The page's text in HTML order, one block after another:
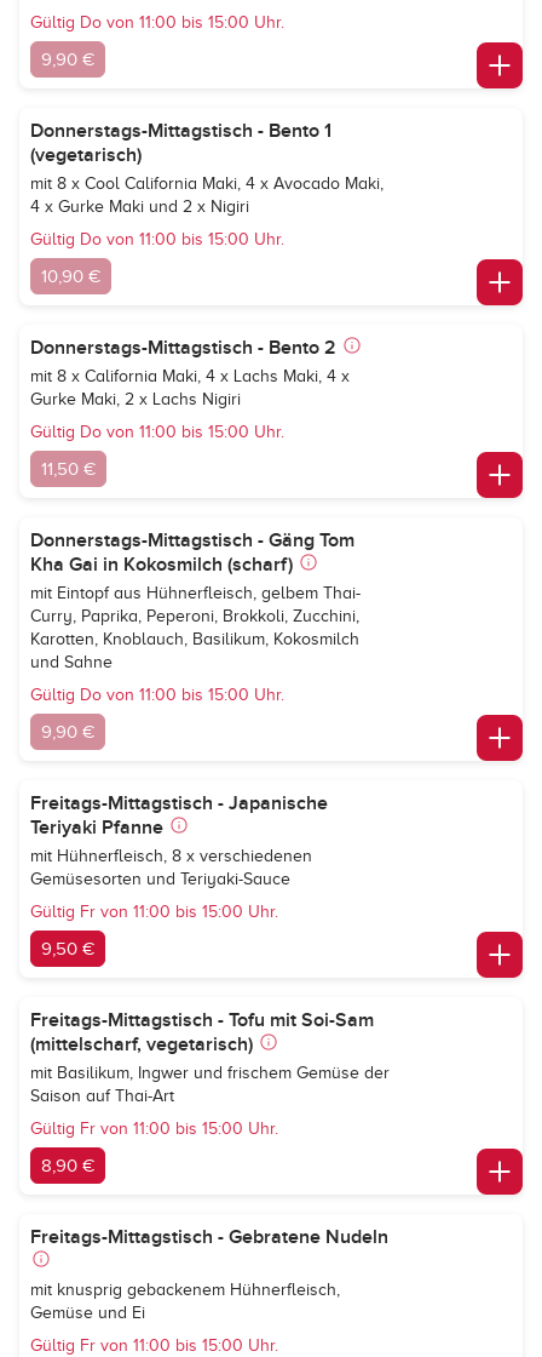
Gültig Do von 11:00 bis 15:00 Uhr.
9,90 €
Donnerstags-Mittagstisch - Bento 1
(vegetarisch)
mit 8 x Cool California Maki, 4 x Avocado Maki,
4 x Gurke Maki und 2 x Nigiri
Gültig Do von 11:00 bis 15:00 Uhr.
10,90 €
Donnerstags-Mittagstisch - Bento 2
mit 8 x California Maki, 4 x Lachs Maki, 4 x
Gurke Maki, 2 x Lachs Nigiri
Gültig Do von 11:00 bis 15:00 Uhr.
11,50 €
Donnerstags-Mittagstisch - Gäng Tom
Kha Gai in Kokosmilch (scharf)
mit Eintopf aus Hühnerfleisch, gelbem Thai-
Curry, Paprika, Peperoni, Brokkoli, Zucchini,
Karotten, Knoblauch, Basilikum, Kokosmilch
und Sahne
Gültig Do von 11:00 bis 15:00 Uhr.
9,90 €
Freitags-Mittagstisch - Japanische
Teriyaki Pfanne
mit Hühnerfleisch, 8 x verschiedenen
Gemüsesorten und Teriyaki-Sauce
Gültig Fr von 11:00 bis 15:00 Uhr.
9,50 €
Freitags-Mittagstisch - Tofu mit Soi-Sam
(mittelscharf, vegetarisch)
mit Basilikum, Ingwer und frischem Gemüse der
Saison auf Thai-Art
Gültig Fr von 11:00 bis 15:00 Uhr.
8,90 €
Freitags-Mittagstisch - Gebratene Nudeln
mit knusprig gebackenem Hühnerfleisch,
Gemüse und Ei
Gültig Fr von 11:00 bis 15:00 Uhr.